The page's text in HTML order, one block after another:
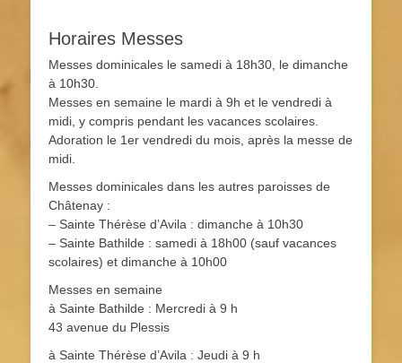
Horaires Messes
Messes dominicales le samedi à 18h30, le dimanche
à 10h30.
Messes en semaine le mardi à 9h et le vendredi à
midi, y compris pendant les vacances scolaires.
Adoration le 1er vendredi du mois, après la messe de
midi.
Messes dominicales dans les autres paroisses de
Châtenay :
– Sainte Thérèse d’Avila : dimanche à 10h30
– Sainte Bathilde : samedi à 18h00 (sauf vacances
scolaires) et dimanche à 10h00
Messes en semaine
à Sainte Bathilde : Mercredi à 9 h
43 avenue du Plessis
à Sainte Thérèse d’Avila : Jeudi à 9 h